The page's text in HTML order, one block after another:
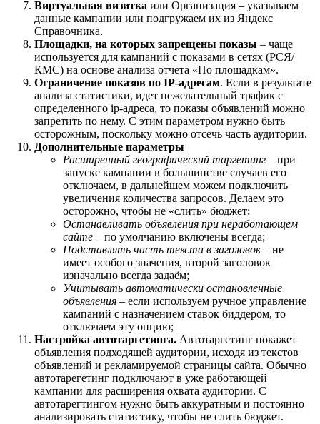
Виртуальная визитка или Организация – указываем
данные кампании или подгружаем их из Яндекс
Справочника.
Площадки, на которых запрещены показы – чаще
используется для кампаний с показами в сетях (РСЯ/
КМС) на основе анализа отчета «По площадкам».
Ограничение показов по IP-адресам. Если в результате
анализа статистики, идет нежелательный трафик с
определенного ip-адреса, то показы объявлений можно
запретить по нему. С этим параметром нужно быть
осторожным, поскольку можно отсечь часть аудитории.
Дополнительные параметры
Расширенный географический таргетинг – при
запуске кампании в большинстве случаев его
отключаем, в дальнейшем можем подключить
увеличения количества запросов. Делаем это
осторожно, чтобы не «слить» бюджет;
Останавливать объявления при неработающем
сайте – по умолчанию включены всегда;
Подставлять часть текста в заголовок– не
имеет особого значения, второй заголовок
изначально всегда задаём;
Учитывать автоматически остановленные
объявления – если используем ручное управление
кампаний с назначением ставок биддером, то
отключаем эту опцию;
Настройка автотаргетинга. Автотаргетинг покажет
объявления подходящей аудитории, исходя из текстов
объявлений и рекламируемой страницы сайта. Обычно
автотарегетинг подключают в уже работающей
кампании для расширения охвата аудитории. С
автотарегтингом нужно быть аккуратным и постоянно
анализировать статистику, чтобы не слить бюджет.